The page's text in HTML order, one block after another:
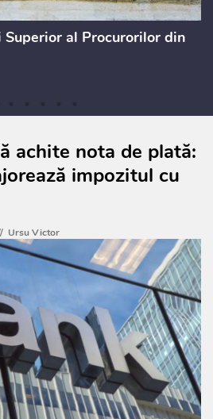
al Procurorilor din
achite nota de plată:
impozitul cu
Ursu Victor